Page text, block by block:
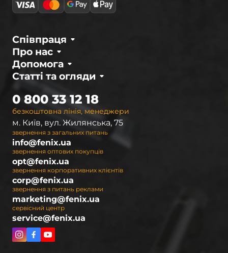
Про нас
Співпраця
Статті та огляди
Допомога
безкоштовна лінія, менеджери
0 800 33 12 18
м. Київ, вул. Жилянська, 75
звернення з загальних питань
info@fenix.ua
звернення оптових покупців
opt@fenix.ua
звернення корпоративних клієнтів
corp@fenix.ua
звернення з питань реклами
marketing@fenix.ua
сервісний центр
service@fenix.ua